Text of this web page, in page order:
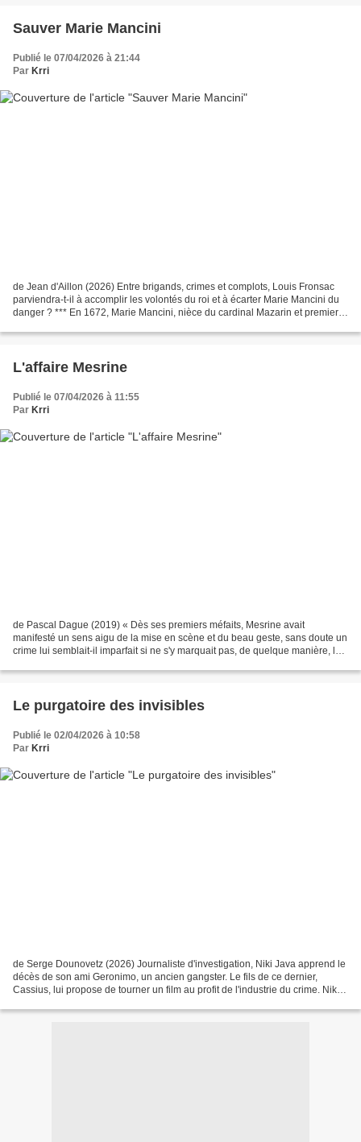
Sauver Marie Mancini
Publié le 07/04/2026 à 21:44
Par Krri
de Jean d'Aillon (2026) Entre brigands, crimes et complots, Louis Fronsac
parviendra-t-il à accomplir les volontés du roi et à écarter Marie Mancini du
danger ? *** En 1672, Marie Mancini, nièce du cardinal Mazarin et premier
L'affaire Mesrine
Publié le 07/04/2026 à 11:55
Par Krri
de Pascal Dague (2019) « Dès ses premiers méfaits, Mesrine avait
manifesté un sens aigu de la mise en scène et du beau geste, sans doute un
crime lui semblait-il imparfait si ne s'y marquait pas, de quelque manière, le
Le purgatoire des invisibles
Publié le 02/04/2026 à 10:58
Par Krri
de Serge Dounovetz (2026) Journaliste d'investigation, Niki Java apprend le
décès de son ami Geronimo, un ancien gangster. Le fils de ce dernier,
Cassius, lui propose de tourner un film au profit de l'industrie du crime. Niki